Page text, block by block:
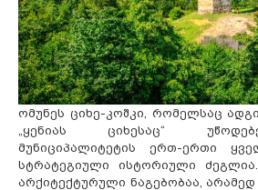
ომუნეს ციხე-კოშკი, რომელსაც
„ყენიას ციხესაც“
მუნიციპალიტეტის ერთ-ერთი
სტრატეგიული ისტორიული
არქიტექტურული ნაგებობაა,